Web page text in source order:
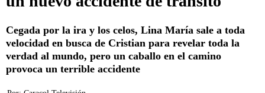
Cegada por la ira y los celos, Lina María sale a toda
velocidad en busca de Cristian para revelar toda la
verdad al mundo, pero un caballo en el camino
provoca un terrible accidente